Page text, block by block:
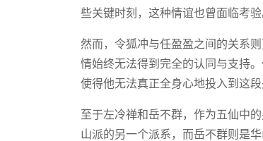
些关键时刻，这种情谊也曾面临考验
然而，令狐冲与任盈盈之间的关系
情始终无法得到完全的认同与支持
使得他无法真正全身心地投入到这
至于左冷禅和岳不群，作为五仙中
山派的另一个派系，而岳不群则是